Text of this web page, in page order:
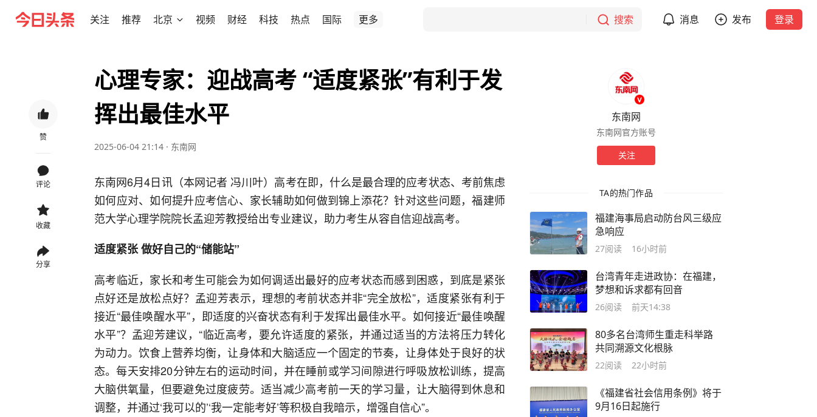
关注 推荐 北京 视频 财经 科技 热点 国际 更多 搜索 消息 发布 登录
赞
评论
收藏
分享
心理专家：迎战高考 “适度紧张”有利于发
挥出最佳水平
2025-06-04 21:14 · 东南网
东南网6月4日讯（本网记者 冯川叶）高考在即，什么是最合理的应考状态、考前焦虑
如何应对、如何提升应考信心、家长辅助如何做到锦上添花？针对这些问题，福建师
范大学心理学院院长孟迎芳教授给出专业建议，助力考生从容自信迎战高考。
适度紧张 做好自己的“储能站”
高考临近，家长和考生可能会为如何调适出最好的应考状态而感到困惑，到底是紧张
点好还是放松点好？孟迎芳表示，理想的考前状态并非“完全放松”，适度紧张有利于
接近“最佳唤醒水平”，即适度的兴奋状态有利于发挥出最佳水平。如何接近“最佳唤醒
水平”？孟迎芳建议，“临近高考，要允许适度的紧张，并通过适当的方法将压力转化
为动力。饮食上营养均衡，让身体和大脑适应一个固定的节奏，让身体处于良好的状
态。每天安排20分钟左右的运动时间，并在睡前或学习间隙进行呼吸放松训练，提高
大脑供氧量，但要避免过度疲劳。适当减少高考前一天的学习量，让大脑得到休息和
调整，并通过‘我可以的’‘我一定能考好’等积极自我暗示，增强自信心”。
东南网
东南网官方账号
关注
TA的热门作品
福建海事局启动防台风三级应
急响应
27阅读 16小时前
台湾青年走进政协：在福建，
梦想和诉求都有回音
26阅读 前天14:38
80多名台湾师生重走科举路
共同溯源文化根脉
22阅读 22小时前
《福建省社会信用条例》将于
9月16日起施行